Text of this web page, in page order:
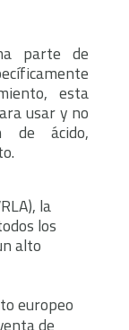
parte de
esta
usar y no
de ácido,
la
los
alto
europeo
de